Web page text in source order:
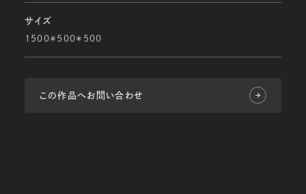
サイズ
1500＊500＊500
この作品へお問い合わせ